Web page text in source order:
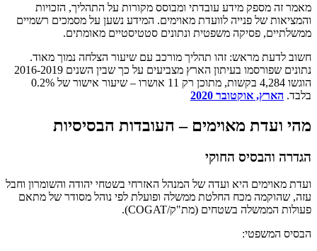
מאמר זה מספק מידע עובדתי ומבוסס מקורות על התהליך, הזכויות
והמציאות של פנייה לוועדת מאוימים. המידע נשען על מסמכים רשמיים
ממשלתיים, פסיקה משפטית ונתונים סטטיסטיים מאומתים.
חשוב לדעת מראש: זהו תהליך מורכב עם שיעור הצלחה נמוך מאוד.
נתונים שפורסמו בעיתון הארץ מצביעים על כך שבין השנים 2016-2019
הוגשו 4,284 בקשות, מתוכן רק 11 אושרו – שיעור אישור של 0.2%
בלבד. הארץ, אוקטובר 2020
מהי ועדת מאוימים – העובדות הבסיסיות
הגדרה והבסיס החוקי
ועדת מאוימים היא ועדה של המנהל האזרחי בשטחי יהודה והשומרון וחבל
עזה, שהוקמה מכח החלטת ממשלה ופועלת לפי נוהל מסודר של מתאם
פעולות הממשלה בשטחים (מת"ק/COGAT).
הבסיס המשפטי: